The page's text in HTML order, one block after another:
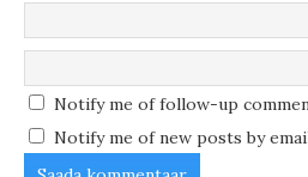
Notify me of follow-up
Notify me of new posts by